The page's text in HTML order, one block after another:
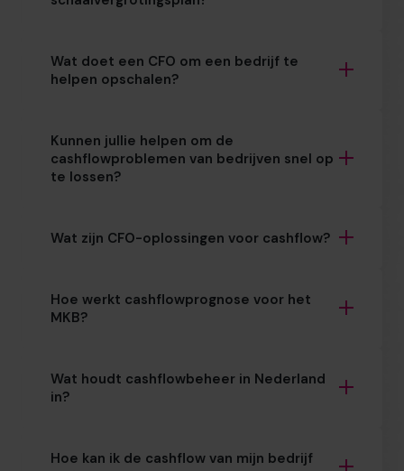
Wat doet een CFO om een bedrijf te
helpen opschalen?
Kunnen jullie helpen om de
cashflowproblemen van bedrijven snel op
te lossen?
Wat zijn CFO-oplossingen voor cashflow?
Hoe werkt cashflowprognose voor het
MKB?
Wat houdt cashflowbeheer in Nederland
in?
Hoe kan ik de cashflow van mijn bedrijf